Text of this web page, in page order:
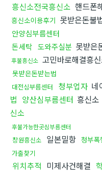
흥신소전국흥신소 핸드폰
흥신소이용후기 못받은돈불
안양심부름센터
돈세탁 도와주실분 못받은
후불흥신소 고민바로해결흥
못받은돈받는법
대전심부름센터 청부업자 네
법 양산심부름센터 흥신소
신소
후불가능한곳심부름센터
창원흥신소 일본밀항 청부폭
가출찾기
위치추적 미제사건해결